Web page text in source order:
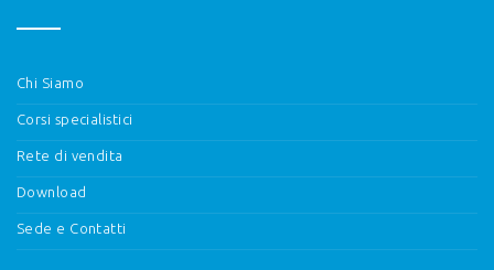
Chi Siamo
Corsi specialistici
Rete di vendita
Download
Sede e Contatti